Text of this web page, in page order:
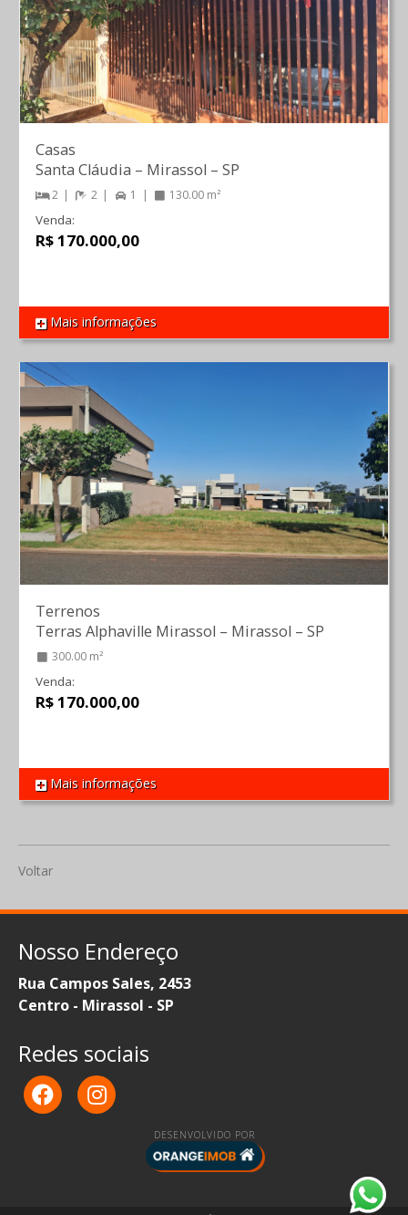
REF 1530
Casas
Santa Cláudia – Mirassol – SP
2 2 1 130.00 m²
Venda:
R$ 170.000,00
Mais informações
REF 1491
Terrenos
Terras Alphaville Mirassol – Mirassol – SP
300.00 m²
Venda:
R$ 170.000,00
Mais informações
Voltar
Nosso Endereço
Rua Campos Sales, 2453
Centro - Mirassol - SP
Redes sociais
DESENVOLVIDO POR